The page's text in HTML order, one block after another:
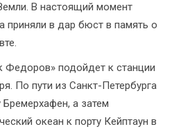
В настоящий момент
приняли в дар бюст в память о
Федоров» подойдет к станции
По пути из Санкт-Петербурга
Бремерхафен, а затем
океан к порту Кейптаун в